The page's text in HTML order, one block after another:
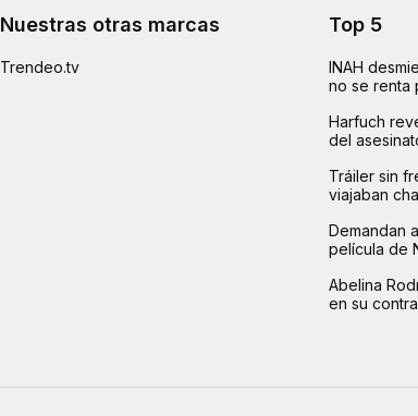
Nuestras otras marcas
Trendeo.tv
Top 5
INAH
no se renta
Harfuch
del
Tráiler sin
viajaban
Demandan
película de
Abelina
en su contra